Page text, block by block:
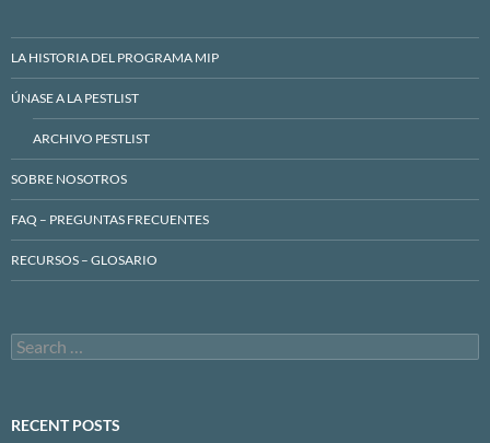
LA HISTORIA DEL PROGRAMA MIP
ÚNASE A LA PESTLIST
ARCHIVO PESTLIST
SOBRE NOSOTROS
FAQ – PREGUNTAS FRECUENTES
RECURSOS – GLOSARIO
Search
for:
RECENT POSTS